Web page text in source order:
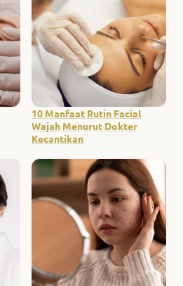
10 Manfaat Rutin Facial
Wajah Menurut Dokter
Kecantikan